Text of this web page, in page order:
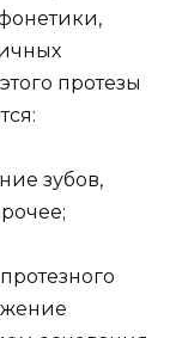
протезы
зубов,